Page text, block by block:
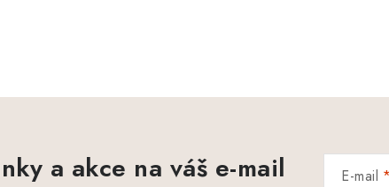
a akce na váš e-mail E-mail